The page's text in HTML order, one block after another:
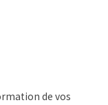
de vos